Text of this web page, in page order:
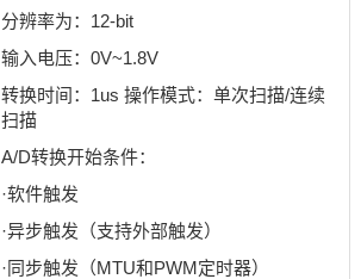
分辨率为：12-bit
输入电压：0V~1.8V
转换时间：1us 操作模式：单次扫描/连续
扫描
A/D转换开始条件：
·软件触发
·异步触发（支持外部触发）
·同步触发（MTU和PWM定时器）